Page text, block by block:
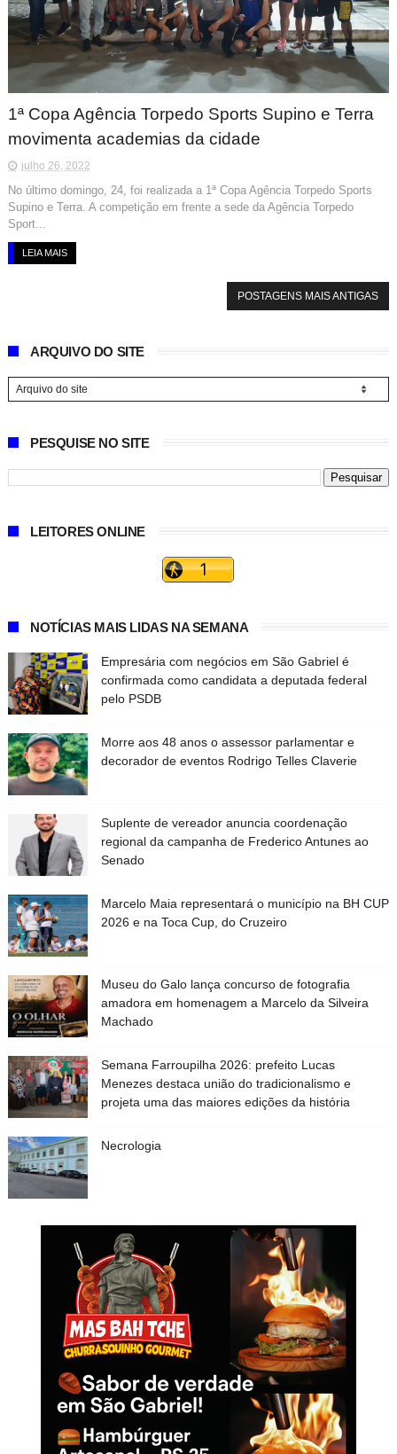
1ª Copa Agência Torpedo Sports Supino e Terra
movimenta academias da cidade
julho 26, 2022
No último domingo, 24, foi realizada a 1ª Copa Agência Torpedo Sports
Supino e Terra. A competição em frente a sede da Agência Torpedo
Sport...
LEIA MAIS
POSTAGENS MAIS ANTIGAS
ARQUIVO DO SITE
PESQUISE NO SITE
LEITORES ONLINE
NOTÍCIAS MAIS LIDAS NA SEMANA
Empresária com negócios em São Gabriel é
confirmada como candidata a deputada federal
pelo PSDB
Morre aos 48 anos o assessor parlamentar e
decorador de eventos Rodrigo Telles Claverie
Suplente de vereador anuncia coordenação
regional da campanha de Frederico Antunes ao
Senado
Marcelo Maia representará o município na BH CUP
2026 e na Toca Cup, do Cruzeiro
Museu do Galo lança concurso de fotografia
amadora em homenagem a Marcelo da Silveira
Machado
Semana Farroupilha 2026: prefeito Lucas
Menezes destaca união do tradicionalismo e
projeta uma das maiores edições da história
Necrologia